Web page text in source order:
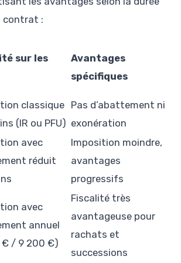
contrat :
sur les
Avantages
spécifiques
classique
(IR ou PFU)
Pas d’abattement ni
exonération
avec
réduit
Imposition moindre,
avantages
progressifs
avec
annuel
€ / 9 200 €)
Fiscalité très
avantageuse pour
rachats et
successions